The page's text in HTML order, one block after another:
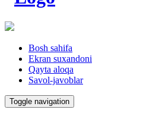
Bosh sahifa
Ekran suxandoni
Qayta aloqa
Savol-javoblar
Toggle navigation